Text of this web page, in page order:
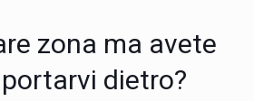
zona ma avete
dietro?